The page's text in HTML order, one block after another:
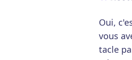
Oui,
vous
tacle